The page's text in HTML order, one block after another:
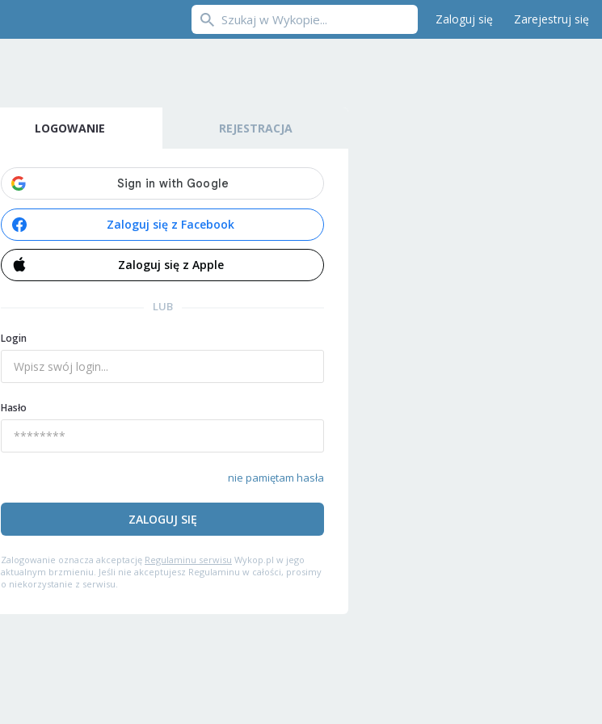
Zaloguj się Zarejestruj się
LOGOWANIE REJESTRACJA
Zaloguj się z Facebook
Zaloguj się z Apple
LUB
Login
Hasło
nie pamiętam hasła
ZALOGUJ SIĘ
Zalogowanie oznacza akceptację Regulaminu serwisu Wykop.pl w jego
aktualnym brzmieniu. Jeśli nie akceptujesz Regulaminu w całości, prosimy
o niekorzystanie z serwisu.